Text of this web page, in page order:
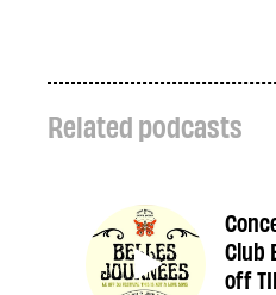
Related podcasts
Club
off